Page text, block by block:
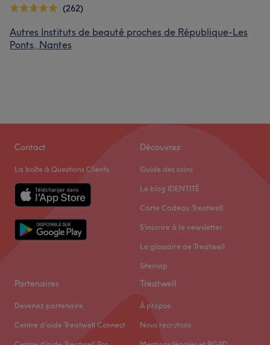
(262)
Autres Instituts de beauté proches de République-Les
Ponts, Nantes
Contact
La boîte à Questions Clients
Découvrez
Guide des soins
Le blog IDENTITÉ
Carte Cadeau Treatwell
S'inscrire à la newsletter
Le glossaire de Treatwell
Sitemap
Partenaires
Devenez partenaire
Centre d'aide Treatwell Connect
Treatwell
À propos
Nous recrutons